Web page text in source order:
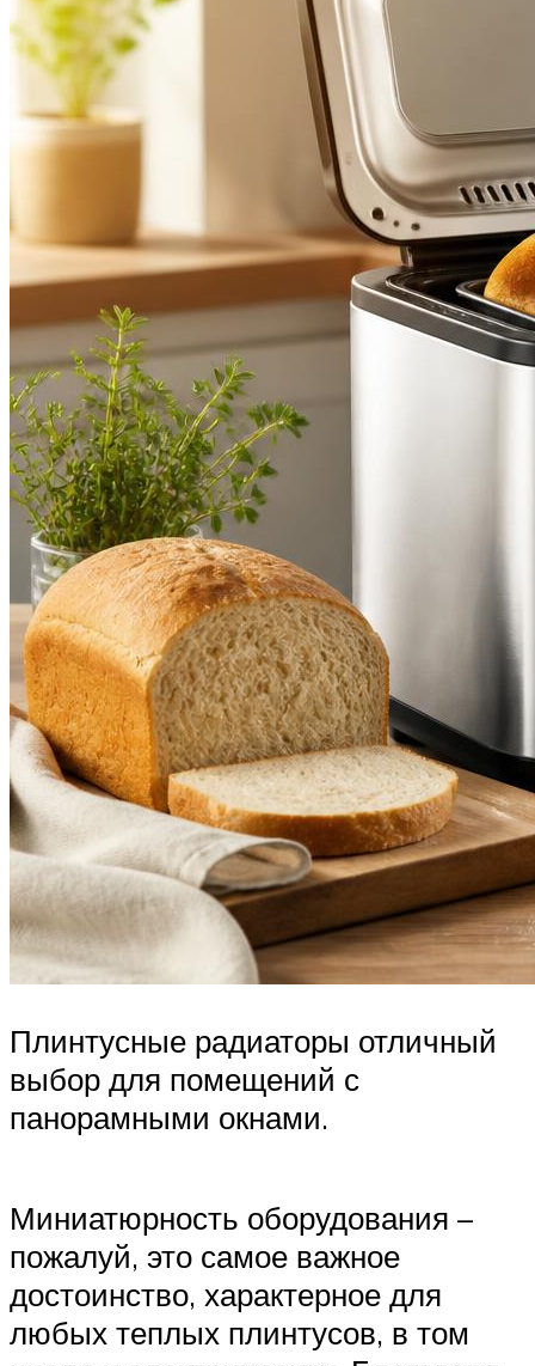
Плинтусные радиаторы отличный
выбор для помещений с
панорамными окнами.
Миниатюрность оборудования –
пожалуй, это самое важное
достоинство, характерное для
любых теплых плинтусов, в том